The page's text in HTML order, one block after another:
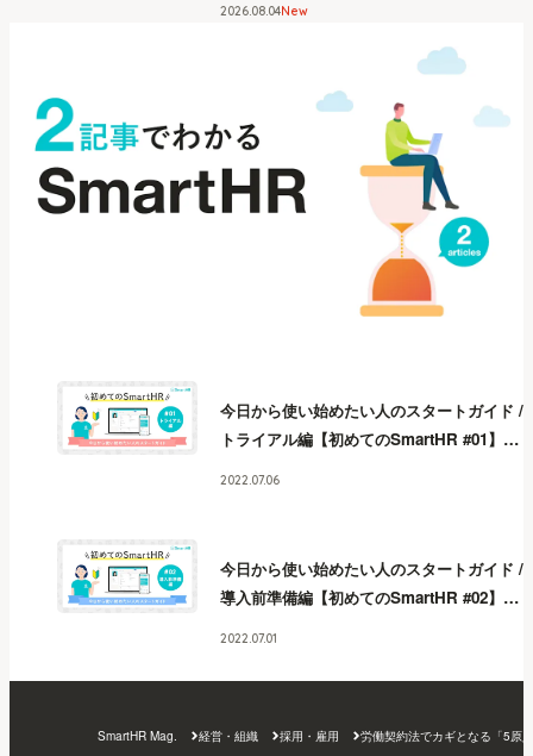
2026.08 04New
今日から使い始めたい人のスタートガイド /
トライアル編【初めてのSmartHR #01】 今
日から使い始めたい人のスタートガイド /
トライアル編【初めてのSmartHR #01】 今
日から使い始めたい人のスタートガイド /
トライアル編【初めてのSmartHR #01】
2022.07.06
今日から使い始めたい人のスタートガイド /
導入前準備編【初めてのSmartHR #02】 今
日から使い始めたい人のスタートガイド /
日から使い始めたい人のスタートガイド /
2022.07.01
SmartHR Mag. 経営・組織 採用・雇用 労働契約法でカギとなる「5原